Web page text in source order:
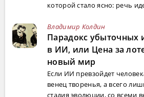
которой стало ясно: речь
Владимир Колдин
Парадокс убыточных
в ИИ, или Цена за
новый мир
Если ИИ превзойдет
венец творенья, а всего
стадия эволюции, со всеми